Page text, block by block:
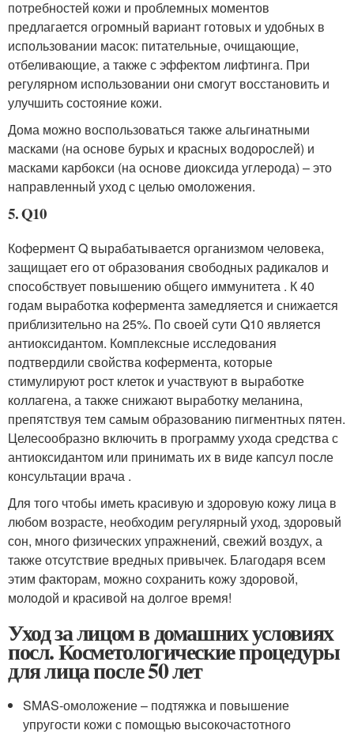
потребностей кожи и проблемных моментов
предлагается огромный вариант готовых и удобных в
использовании масок: питательные, очищающие,
отбеливающие, а также с эффектом лифтинга. При
регулярном использовании они смогут восстановить и
улучшить состояние кожи.
Дома можно воспользоваться также альгинатными
масками (на основе бурых и красных водорослей) и
масками карбокси (на основе диоксида углерода) – это
направленный уход с целью омоложения.
5. Q10
Кофермент Q вырабатывается организмом человека,
защищает его от образования свободных радикалов и
способствует повышению общего иммунитета . К 40
годам выработка кофермента замедляется и снижается
приблизительно на 25%. По своей сути Q10 является
антиоксидантом. Комплексные исследования
подтвердили свойства кофермента, которые
стимулируют рост клеток и участвуют в выработке
коллагена, а также снижают выработку меланина,
препятствуя тем самым образованию пигментных пятен.
Целесообразно включить в программу ухода средства с
антиоксидантом или принимать их в виде капсул после
консультации врача .
Для того чтобы иметь красивую и здоровую кожу лица в
любом возрасте, необходим регулярный уход, здоровый
сон, много физических упражнений, свежий воздух, а
также отсутствие вредных привычек. Благодаря всем
этим факторам, можно сохранить кожу здоровой,
молодой и красивой на долгое время!
Уход за лицом в домашних условиях
посл. Косметологические процедуры
для лица после 50 лет
SMAS-омоложение – подтяжка и повышение
упругости кожи с помощью высокочастотного